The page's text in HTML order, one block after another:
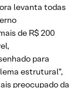
levanta todas
de R$ 200
para
estrutural”,
preocupado da